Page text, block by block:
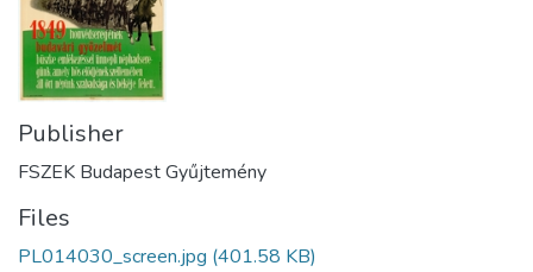
Publisher
FSZEK Budapest Gyűjtemény
Files
PL014030_screen.jpg (401.58 KB)